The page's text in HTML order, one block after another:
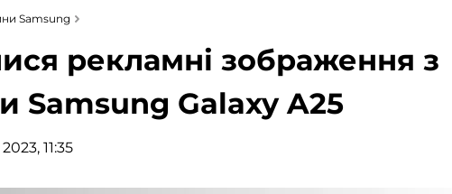
Samsung
рекламні зображення з
Samsung Galaxy A25
11:35